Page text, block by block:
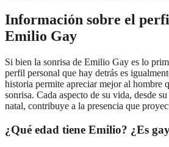
Información sobre el
Emilio Gay
Si bien la sonrisa de Emilio Gay es lo
perfil personal que hay detrás es
historia permite apreciar mejor al hombre
sonrisa. Cada aspecto de su vida, desde
natal, contribuye a la presencia que
¿Qué edad tiene Emilio? ¿Es